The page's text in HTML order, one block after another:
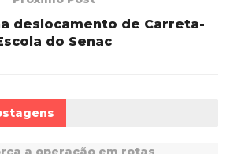
deslocamento de Carreta-
do Senac